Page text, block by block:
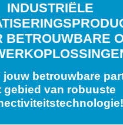
INDUSTRIËLE
BETROUWBARE
jouw betrouwbare
gebied van robuuste